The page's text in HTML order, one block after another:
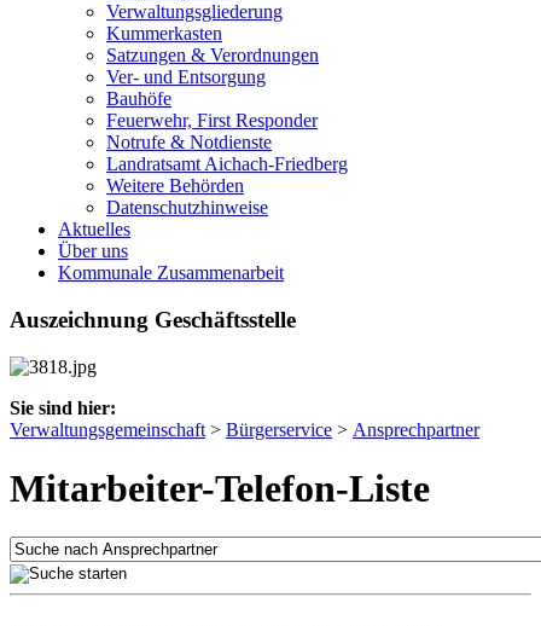
Verwaltungsgliederung
Kummerkasten
Satzungen & Verordnungen
Ver- und Entsorgung
Bauhöfe
Feuerwehr, First Responder
Notrufe & Notdienste
Landratsamt Aichach-Friedberg
Weitere Behörden
Datenschutzhinweise
Aktuelles
Über uns
Kommunale Zusammenarbeit
Auszeichnung Geschäftsstelle
Sie sind hier:
Verwaltungsgemeinschaft > Bürgerservice > Ansprechpartner
Mitarbeiter-Telefon-Liste